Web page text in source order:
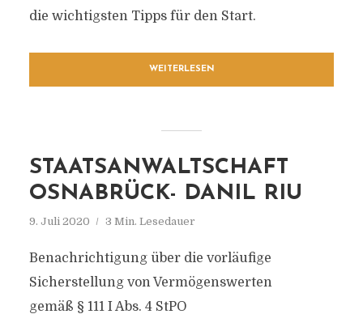
die wichtigsten Tipps für den Start.
WEITERLESEN
STAATSANWALTSCHAFT
OSNABRÜCK- DANIL RIU
9. Juli 2020 3 Min. Lesedauer
Benachrichtigung über die vorläufige
Sicherstellung von Vermögenswerten
gemäß § 111 I Abs. 4 StPO